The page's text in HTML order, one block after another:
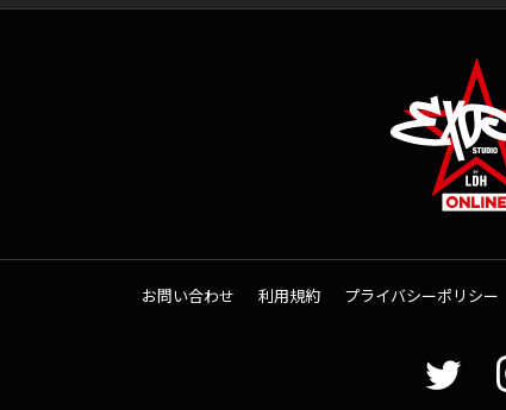
お問い合わせ 利用規約 プライバシーポリシー